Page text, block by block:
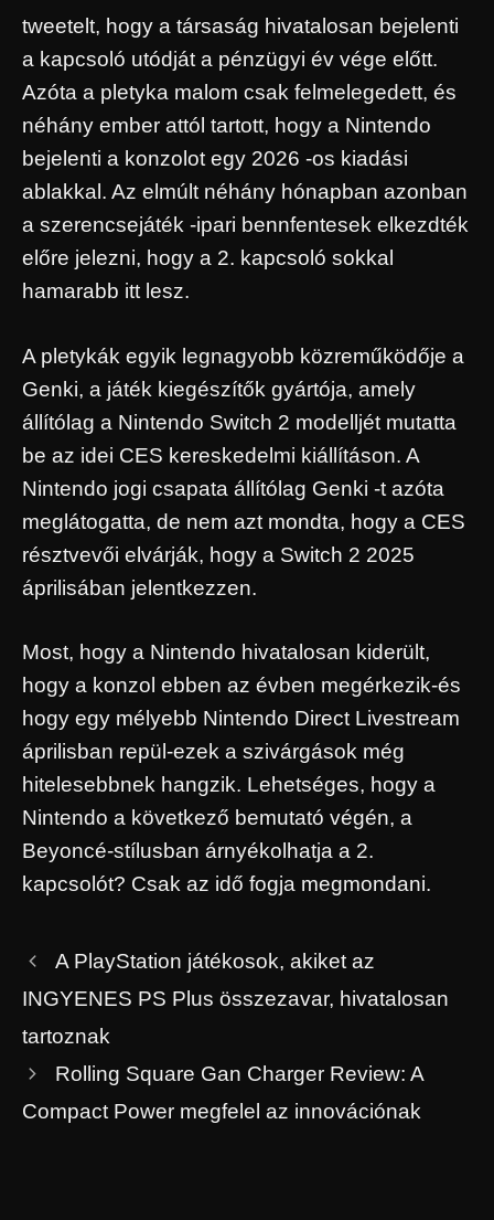
tweetelt, hogy a társaság hivatalosan bejelenti
a kapcsoló utódját a pénzügyi év vége előtt.
Azóta a pletyka malom csak felmelegedett, és
néhány ember attól tartott, hogy a Nintendo
bejelenti a konzolot egy 2026 -os kiadási
ablakkal. Az elmúlt néhány hónapban azonban
a szerencsejáték -ipari bennfentesek elkezdték
előre jelezni, hogy a 2. kapcsoló sokkal
hamarabb itt lesz.
A pletykák egyik legnagyobb közreműködője a
Genki, a játék kiegészítők gyártója, amely
állítólag a Nintendo Switch 2 modelljét mutatta
be az idei CES kereskedelmi kiállításon. A
Nintendo jogi csapata állítólag Genki -t azóta
meglátogatta, de nem azt mondta, hogy a CES
résztvevői elvárják, hogy a Switch 2 2025
áprilisában jelentkezzen.
Most, hogy a Nintendo hivatalosan kiderült,
hogy a konzol ebben az évben megérkezik-és
hogy egy mélyebb Nintendo Direct Livestream
áprilisban repül-ezek a szivárgások még
hitelesebbnek hangzik. Lehetséges, hogy a
Nintendo a következő bemutató végén, a
Beyoncé-stílusban árnyékolhatja a 2.
kapcsolót? Csak az idő fogja megmondani.
A PlayStation játékosok, akiket az
INGYENES PS Plus összezavar, hivatalosan
tartoznak
Rolling Square Gan Charger Review: A
Compact Power megfelel az innovációnak